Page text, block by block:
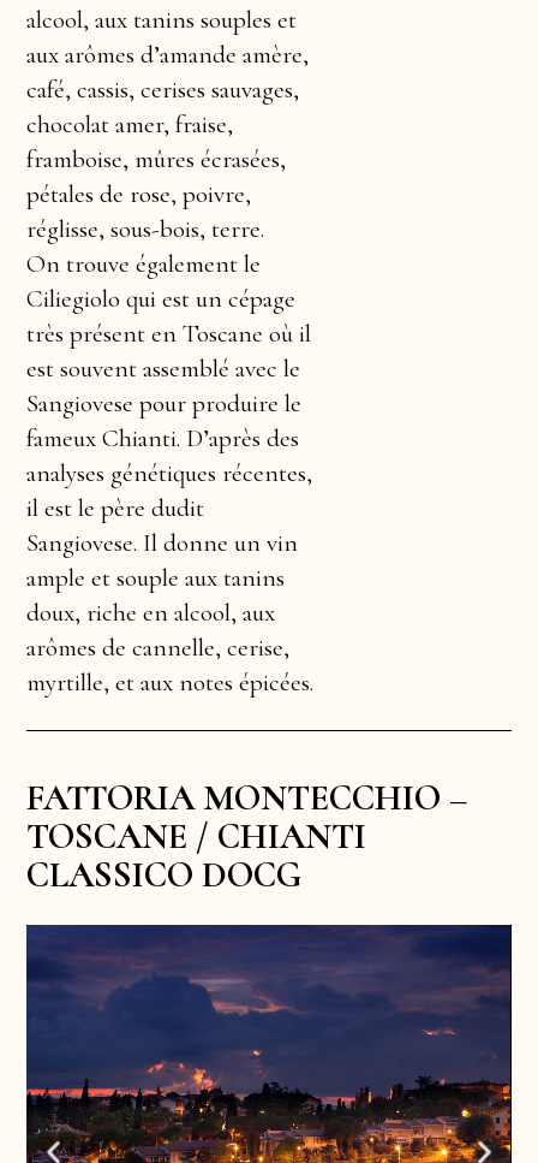
alcool, aux tanins souples et
aux arômes d’amande amère,
café, cassis, cerises sauvages,
chocolat amer, fraise,
framboise, mûres écrasées,
pétales de rose, poivre,
réglisse, sous-bois, terre.
On trouve également le
Ciliegiolo qui est un cépage
très présent en Toscane où il
est souvent assemblé avec le
Sangiovese pour produire le
fameux Chianti. D’après des
analyses génétiques récentes,
il est le père dudit
Sangiovese. Il donne un vin
ample et souple aux tanins
doux, riche en alcool, aux
arômes de cannelle, cerise,
myrtille, et aux notes épicées.
FATTORIA MONTECCHIO –
TOSCANE / CHIANTI
CLASSICO DOCG